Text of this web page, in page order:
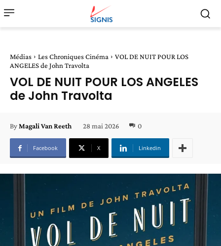
Médias Les Chroniques Cinéma
VOL DE NUIT POUR LOS
ANGELES de John Travolta
VOL DE NUIT POUR LOS ANGELES
de John Travolta
ByMagali Van Reeth 28 mai 2026 0
Facebook X Linkedin